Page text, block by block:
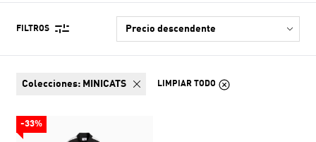
FILTROS
colecciones: MINICATS LIMPIAR TODO
-33%